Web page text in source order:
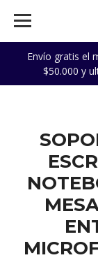
Envío gratis el
$50.000 y